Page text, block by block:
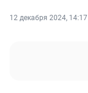
12 декабря 2024, 14:17